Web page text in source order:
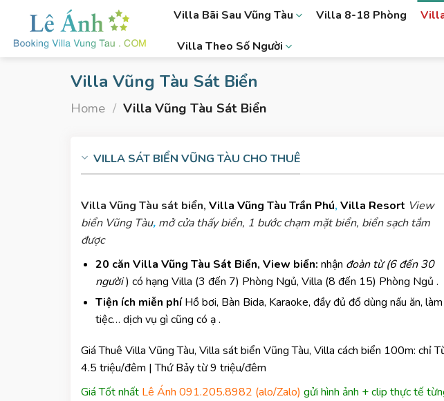
content
Villa Bãi Sau Vũng Tàu Villa 8-18 Phòng
Villa Theo Số Người
Villa Vũng Tàu Sát Biển
Home / Villa Vũng Tàu Sát Biển
VILLA SÁT BIỂN VŨNG TÀU CHO THUÊ
Villa Vũng Tàu sát biển, Villa Vũng Tàu Trần Phú, Villa Resort View
biển Vũng Tàu, mở cửa thấy biển, 1 bước chạm mặt biển, biển sạch tắm
được
20 căn Villa Vũng Tàu Sát Biển, View biển: nhận đoàn từ (6 đến 30
người) có hạng Villa (3 đến 7) Phòng Ngủ, Villa (8 đến 15) Phòng Ngủ .
Tiện ích miễn phíHồ bơi, Bàn Bida, Karaoke, đầy đủ đổ dùng nấu ăn, làm
tiệc… dịch vụ gì cũng có ạ .
Giá Thuê Villa Vũng Tàu, Villa sát biển Vũng Tàu, Villa cách biển 100m: chỉ
4.5 triệu/đêm | Thứ Bảy từ 9 triệu/đêm
Giá Tốt nhất Lê Ánh 091.205.8982 (alo/Zalo) gửi hình ảnh + clip thực tế